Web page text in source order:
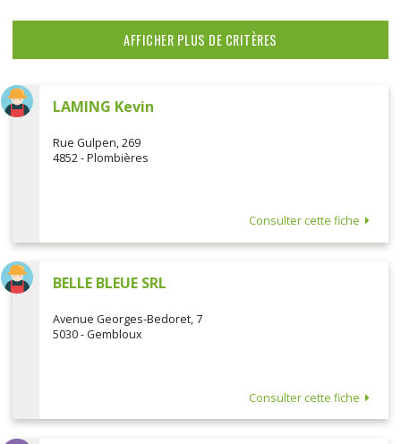
LAMING Kevin
Rue Gulpen, 269
4852 - Plombières
Consulter cette fiche
BELLE BLEUE SRL
Avenue Georges-Bedoret, 7
5030 - Gembloux
Consulter cette fiche
AFFICHER PLUS DE CRITÈRES